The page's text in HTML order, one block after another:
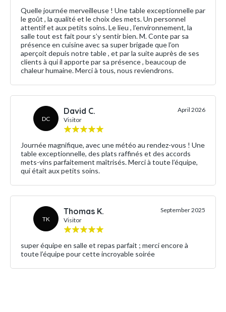
Quelle journée merveilleuse ! Une table exceptionnelle par
le goût , la qualité et le choix des mets. Un personnel
attentif et aux petits soins. Le lieu , l’environnement, la
salle tout est fait pour s’y sentir bien. M. Conte par sa
présence en cuisine avec sa super brigade que l’on
aperçoit depuis notre table , et par la suite auprès de ses
clients à qui il apporte par sa présence , beaucoup de
chaleur humaine. Merci à tous, nous reviendrons.
DC
David C.
Visitor
April 2026
Journée magnifique, avec une météo au rendez-vous ! Une
table exceptionnelle, des plats raffinés et des accords
mets-vins parfaitement maîtrisés. Merci à toute l’équipe,
qui était aux petits soins.
TK
Thomas K.
Visitor
September 2025
super équipe en salle et repas parfait ; merci encore à
toute l’équipe pour cette incroyable soirée